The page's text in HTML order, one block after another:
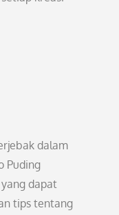
dalam
Puding
dapat
tips tentang